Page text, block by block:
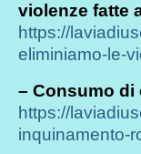
violenze fatte
https://
eliminiamo-le-
– Consumo di
https://
inquinamento-